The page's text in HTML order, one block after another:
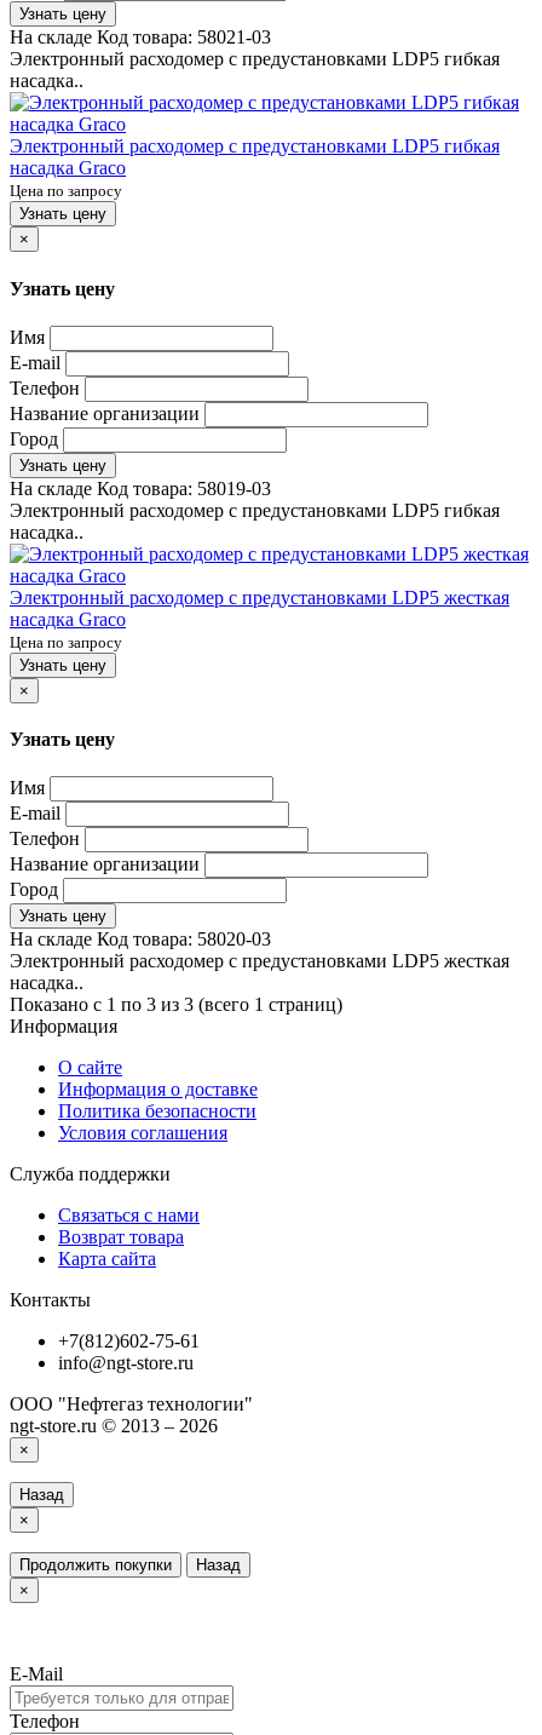
Узнать цену
На складе Код товара: 58021-03
Электронный расходомер с предустановками LDP5 гибкая
насадка..
Электронный расходомер с предустановками LDP5 гибкая
насадка Graco
Цена по запросу
Узнать цену
×
Узнать цену
Имя
E-mail
Телефон
Название организации
Город
Узнать цену
На складе Код товара: 58019-03
Электронный расходомер с предустановками LDP5 гибкая
насадка..
Электронный расходомер с предустановками LDP5 жесткая
насадка Graco
Цена по запросу
Узнать цену
×
Узнать цену
Имя
E-mail
Телефон
Название организации
Город
Узнать цену
На складе Код товара: 58020-03
Электронный расходомер с предустановками LDP5 жесткая
насадка..
Показано с 1 по 3 из 3 (всего 1 страниц)
Информация
О сайте
Информация о доставке
Политика безопасности
Условия соглашения
Служба поддержки
Связаться с нами
Возврат товара
Карта сайта
Контакты
+7(812)602-75-61
info@ngt-store.ru
ООО "Нефтегаз технологии"
ngt-store.ru © 2013 – 2026
×
Назад
×
Продолжить покупки
Назад
×
E-Mail
Телефон